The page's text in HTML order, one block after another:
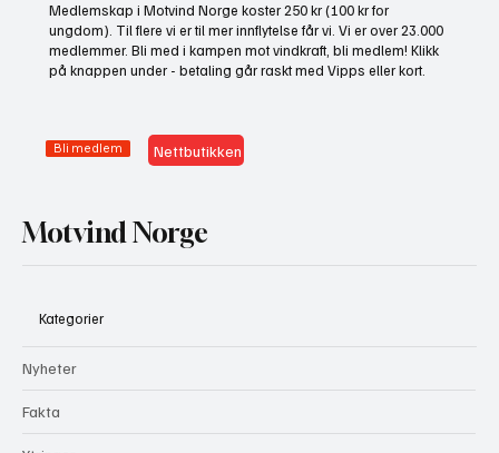
naturhensyn
Medlemskap i Motvind Norge koster 250 kr (100 kr for
ungdom). Til flere vi er til mer innflytelse får vi. Vi er over 23.000
medlemmer. Bli med i kampen mot vindkraft, bli medlem! Klikk
på knappen under - betaling går raskt med Vipps eller kort.
Bli medlem Nettbutikken
Motvind Norge
Kategorier
Nyheter
Fakta